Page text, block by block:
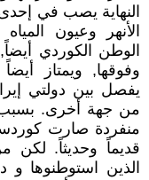
النهاية يصب في
الأنهر وعيون
الوطن الكوردي
وفوقها, ويمتاز
يفصل بين دولتي
من جهة أخرى. بسبب
منفردة صارت
قديماً وحديثاً. لكن
الذين استوطنوها و